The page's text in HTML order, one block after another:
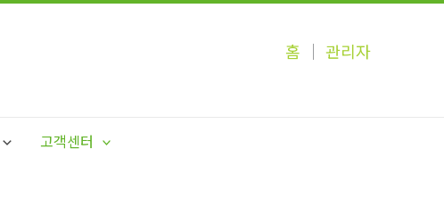
홈 │ 관리자
고객센터